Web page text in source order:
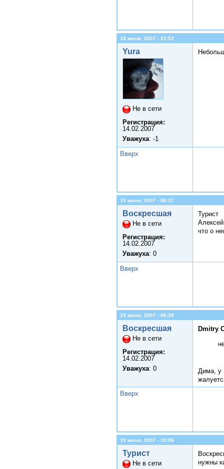
18 июня, 2007 - 22:52
Yura
Не в сети
Регистрация:
14.02.2007
Уважуха: -1
Вверх
19 июня, 2007 - 06:37
Воскресшая
Не в сети
Регистрация:
14.02.2007
Уважуха: 0
Турист
что о
Вверх
19 июня, 2007 - 06:39
Воскресшая
Не в сети
Регистрация:
14.02.2007
Уважуха: 0
Dmitry
Дима, у
Вверх
19 июня, 2007 - 10:06
Турист
Не в сети
нужны